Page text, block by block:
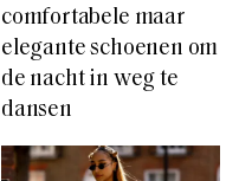
comfortabele maar
elegante schoenen om
de nacht in weg te
dansen